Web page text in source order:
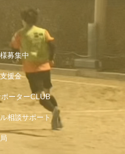
募集中
援金
ーターCLUB
相談サポート